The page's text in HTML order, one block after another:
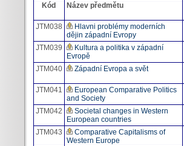
Kód
Název předmětu
JTM038
Hlavni problémy moderních
dějin západní Evropy
JTM039
Kultura a politika v západní
Evropě
JTM040
Západní Evropa a svět
JTM041
European Comparative Politics
and Society
JTM042
Societal changes in Western
European countries
JTM043
Comparative Capitalisms of
Western Europe